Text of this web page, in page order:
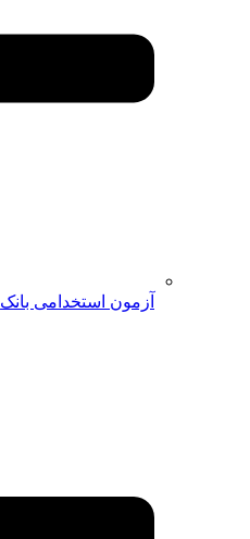
آزمون استخدامی بانک